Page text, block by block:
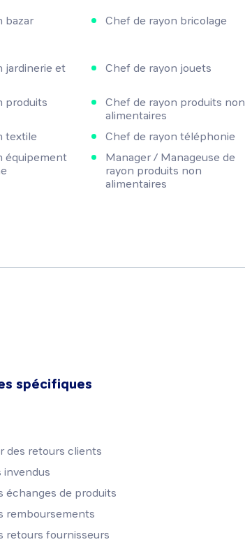
bazar Chef de rayon bricolage
jardinerie et
Chef de rayon jouets
produits
Chef de rayon produits non
alimentaires
textile
Chef de rayon téléphonie
équipement
Manager / Manageuse de
rayon produits non
alimentaires
spécifiques
des retours clients
invendus
échanges de produits
remboursements
retours fournisseurs